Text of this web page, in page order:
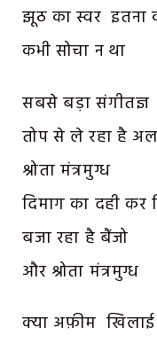
झूठ का स्वर इतना
कभी सोचा न था
सबसे बड़ा संगीतज्ञ
तोप से ले रहा है
श्रोता मंत्रमुग्ध
दिमाग का दही कर
बजा रहा है बैंजो
और श्रोता मंत्रमुग्ध
क्या अफ़ीम